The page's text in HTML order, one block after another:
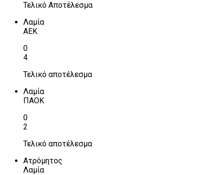
Τελικό Αποτέλεσμα
Λαμία
ΑΕΚ
0
4
Τελικό αποτέλεσμα
Λαμία
ΠΑΟΚ
0
2
Τελικό αποτέλεσμα
Ατρόμητος
Λαμία